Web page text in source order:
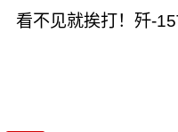
看不见就挨打！歼-